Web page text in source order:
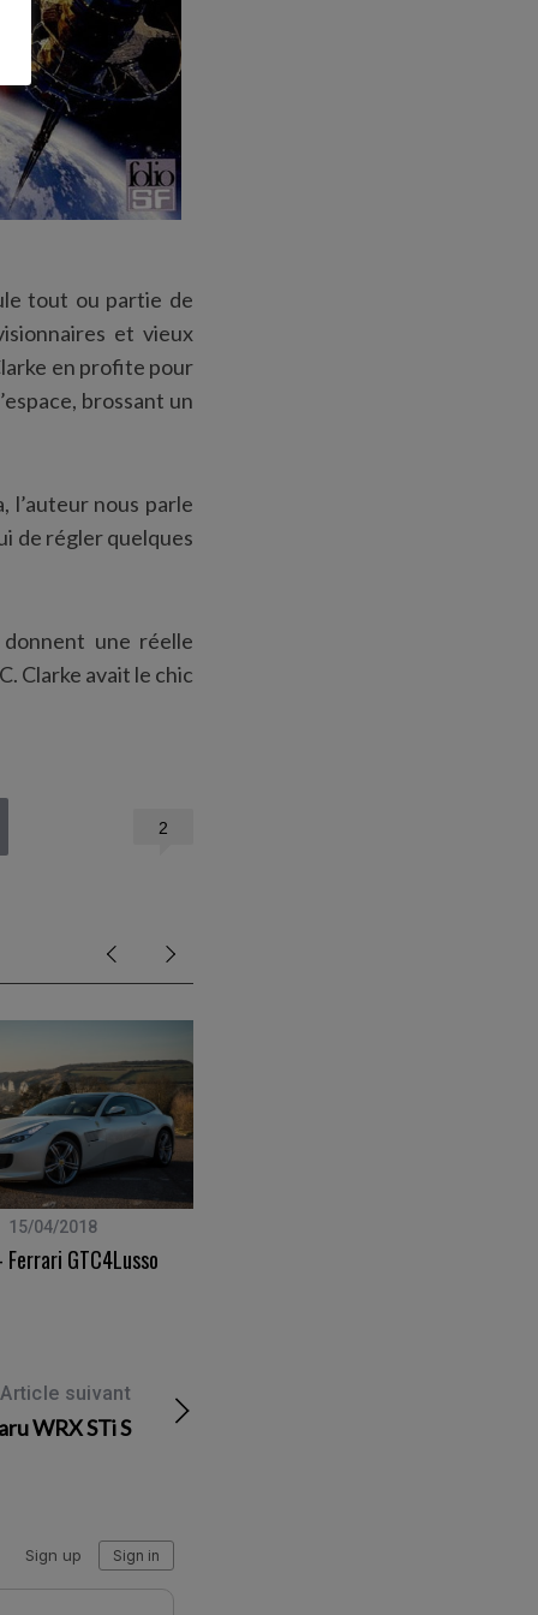
tout ou partie de
et vieux
en profite pour
brossant un
l’auteur nous parle
de régler quelques
une réelle
Clarke avait le chic
2
15/04/2018
Ferrari GTC4Lusso
Article suivant
WRX STi S